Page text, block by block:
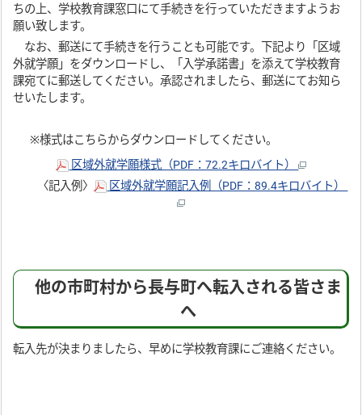
ちの上、学校教育課窓口にて手続きを行っていただきますようお
願い致します。
なお、郵送にて手続きを行うことも可能です。下記より「区域
外就学願」をダウンロードし、「入学承諾書」を添えて学校教育
課宛てに郵送してください。承認されましたら、郵送にてお知ら
せいたします。
※様式はこちらからダウンロードしてください。
区域外就学願様式（PDF：72.2キロバイト）
〈記入例〉
区域外就学願記入例（PDF：89.4キロバイト）
他の市町村から長与町へ転入される皆さま
へ
転入先が決まりましたら、早めに学校教育課にご連絡ください。